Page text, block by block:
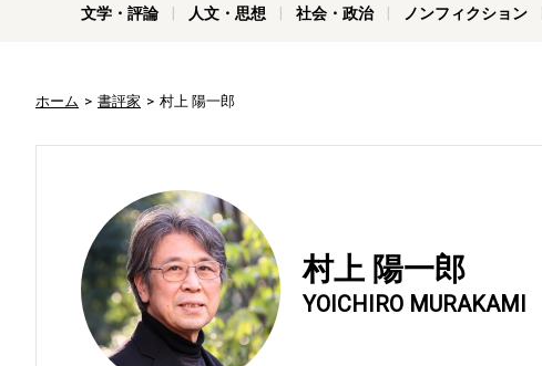
文学・評論 人文・思想 社会・政治 ノンフィクション
ホーム 書評家 村上 陽一郎
村上 陽一郎
YOICHIRO MURAKAMI